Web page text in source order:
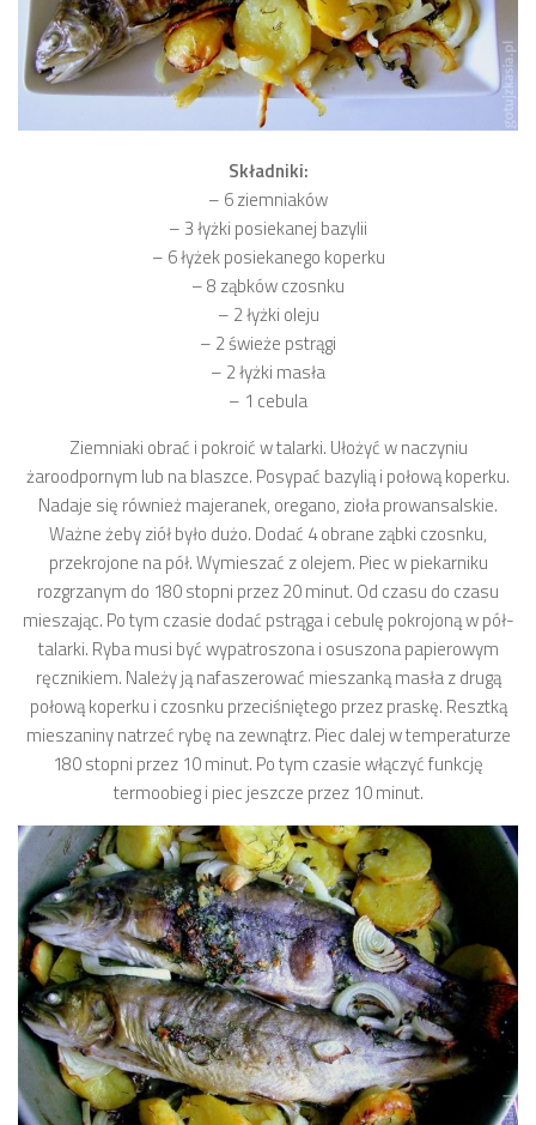
Składniki:
– 6 ziemniaków
– 3 łyżki posiekanej bazylii
– 6 łyżek posiekanego koperku
– 8 ząbków czosnku
– 2 łyżki oleju
– 2 świeże pstrągi
– 2 łyżki masła
– 1 cebula
Ziemniaki obrać i pokroić w talarki. Ułożyć w naczyniu
żaroodpornym lub na blaszce. Posypać bazylią i połową koperku.
Nadaje się również majeranek, oregano, zioła prowansalskie.
Ważne żeby ziół było dużo. Dodać 4 obrane ząbki czosnku,
przekrojone na pół. Wymieszać z olejem. Piec w piekarniku
rozgrzanym do 180 stopni przez 20 minut. Od czasu do czasu
mieszając. Po tym czasie dodać pstrąga i cebulę pokrojoną w pół-
talarki. Ryba musi być wypatroszona i osuszona papierowym
ręcznikiem. Należy ją nafaszerować mieszanką masła z drugą
połową koperku i czosnku przeciśniętego przez praskę. Resztką
mieszaniny natrzeć rybę na zewnątrz. Piec dalej w temperaturze
180 stopni przez 10 minut. Po tym czasie włączyć funkcję
termoobieg i piec jeszcze przez 10 minut.